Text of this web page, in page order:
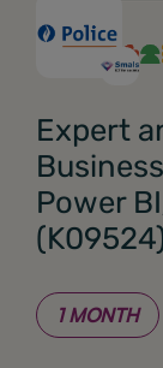
Expert
Power
(K09524)
1 MONTH